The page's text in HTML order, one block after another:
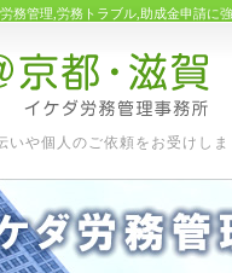
務管理,労務トラブル,助成金申請に
や個人のご依頼をお受けしま